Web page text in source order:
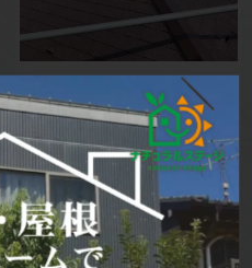
北名古屋市
O様より
屋根塗装 付帯部塗装
費用：約100万
アスファルトシング